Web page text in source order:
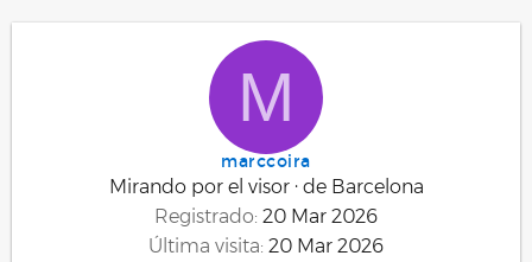
M
marccoira
Mirando por el visor · de Barcelona
Registrado 20 Mar 2026
Última visita 20 Mar 2026